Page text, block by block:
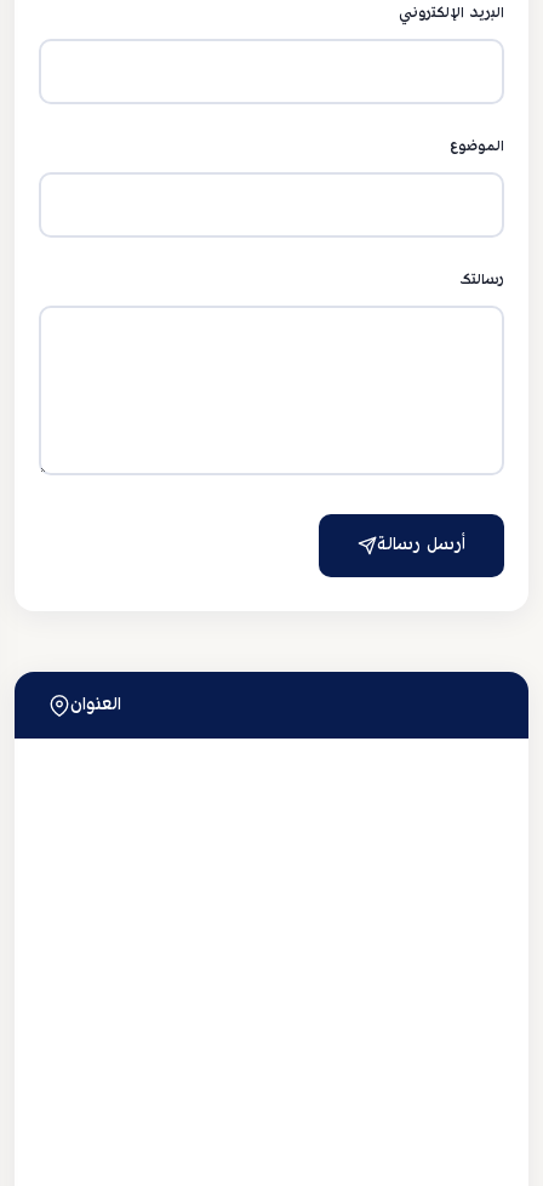
البريد الإلكتروني
الموضوع
رسالتك
أرسل رسالة
العنوان